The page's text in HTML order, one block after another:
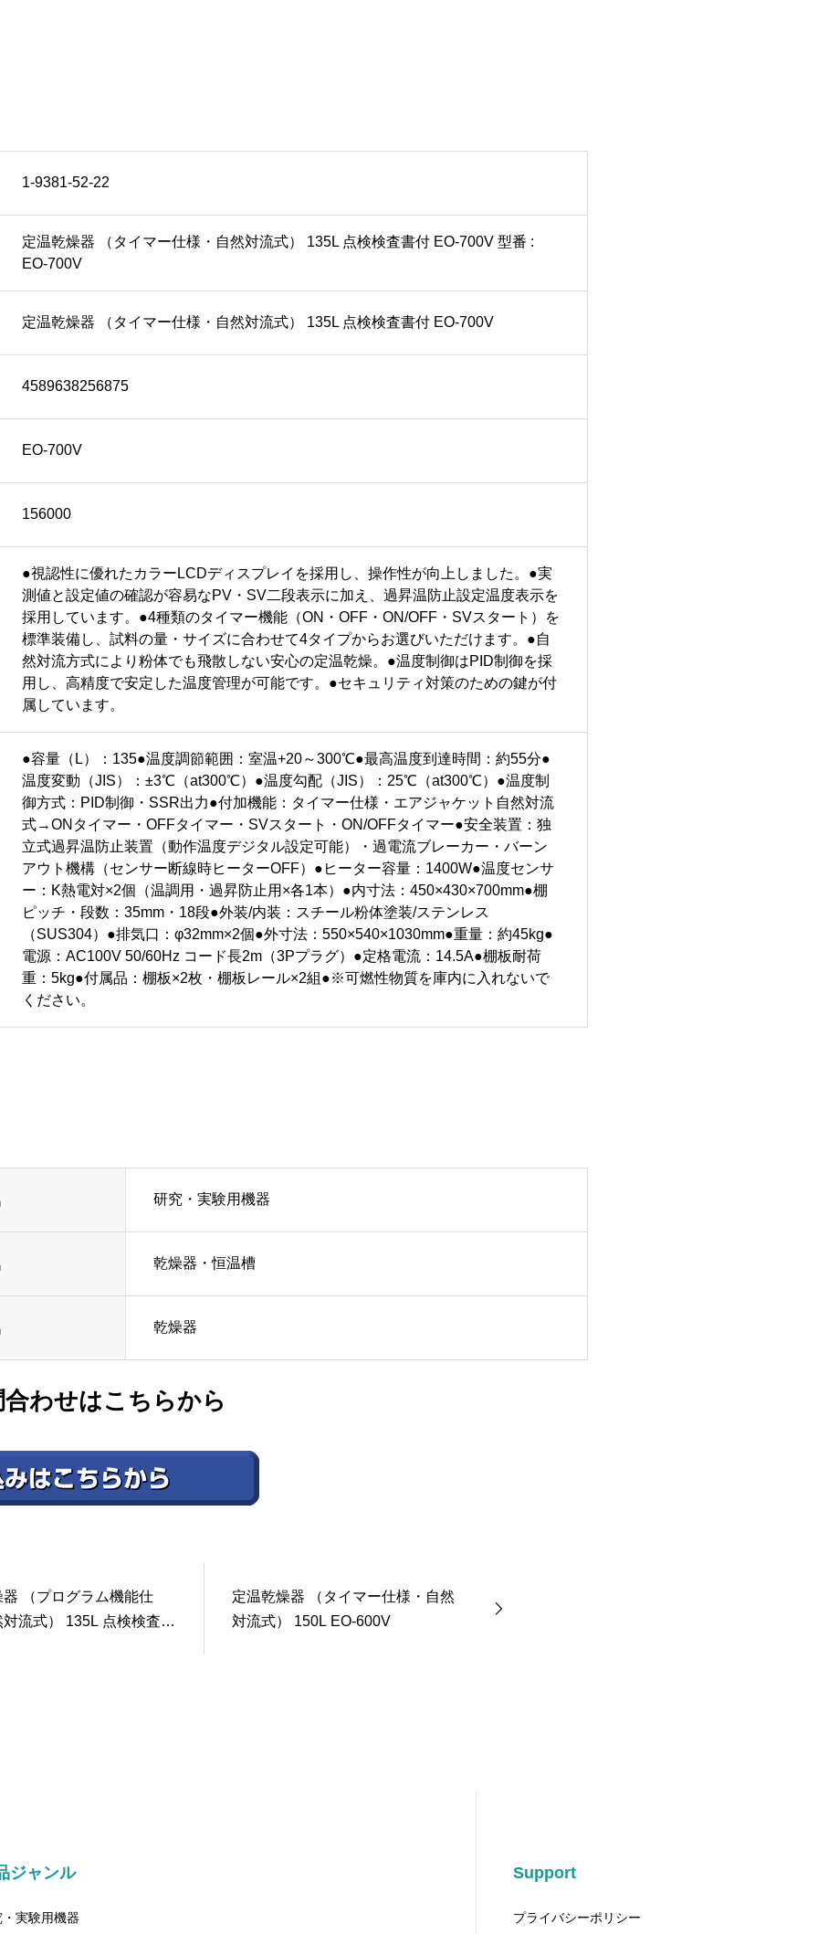
1-9381-52-22
定温乾燥器 （タイマー仕様・自然対流式） 135L 点検検査書付 EO-700V 型番 :
EO-700V
定温乾燥器 （タイマー仕様・自然対流式） 135L 点検検査書付 EO-700V
4589638256875
EO-700V
156000
●視認性に優れたカラーLCDディスプレイを採用し、操作性が向上しました。●実
測値と設定値の確認が容易なPV・SV二段表示に加え、過昇温防止設定温度表示を
採用しています。●4種類のタイマー機能（ON・OFF・ON/OFF・SVスタート）を
標準装備し、試料の量・サイズに合わせて4タイプからお選びいただけます。●自
然対流方式により粉体でも飛散しない安心の定温乾燥。●温度制御はPID制御を採
用し、高精度で安定した温度管理が可能です。●セキュリティ対策のための鍵が付
属しています。
●容量（L）：135●温度調節範囲：室温+20～300℃●最高温度到達時間：約55分●
温度変動（JIS）：±3℃（at300℃）●温度勾配（JIS）：25℃（at300℃）●温度制
御方式：PID制御・SSR出力●付加機能：タイマー仕様・エアジャケット自然対流
式→ONタイマー・OFFタイマー・SVスタート・ON/OFFタイマー●安全装置：独
立式過昇温防止装置（動作温度デジタル設定可能）・過電流ブレーカー・バーン
アウト機構（センサー断線時ヒーターOFF）●ヒーター容量：1400W●温度センサ
ー：K熱電対×2個（温調用・過昇防止用×各1本）●内寸法：450×430×700mm●棚
ピッチ・段数：35mm・18段●外装/内装：スチール粉体塗装/ステンレス
（SUS304）●排気口：φ32mm×2個●外寸法：550×540×1030mm●重量：約45kg●
電源：AC100V 50/60Hz コード長2m（3Pプラグ）●定格電流：14.5A●棚板耐荷
重：5kg●付属品：棚板×2枚・棚板レール×2組●※可燃性物質を庫内に入れないで
ください。
研究・実験用機器
乾燥器・恒温槽
乾燥器
わせはこちらから
（プログラム機能仕
流式） 135L 点検検査書
定温乾燥器 （タイマー仕様・自然
対流式） 150L EO-600V
ジャンル
実験用機器
Support
プライバシーポリシー